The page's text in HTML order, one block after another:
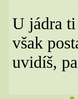
U jádra
však
uvidíš,